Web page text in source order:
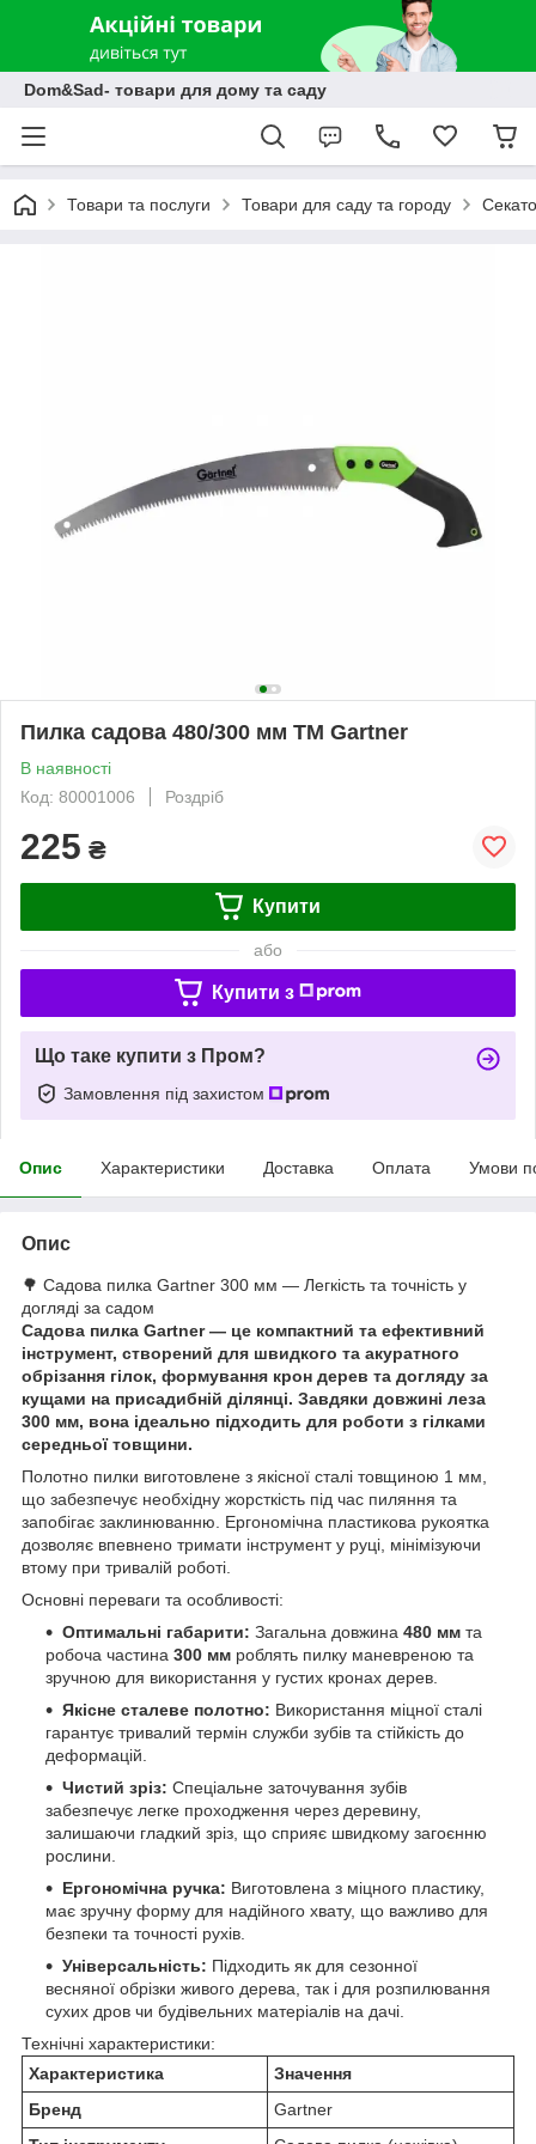
Dom&Sad- товари для дому та саду
Товари та послуги Товари для саду та городу
Пилка садова 480/300 мм ТМ Gartner
В наявності
Код: 80001006
Роздріб
225 ₴
Купити
або
Купити з
Що таке купити з Пром?
Замовлення під захистом
Опис Характеристики Доставка Оплата Умови
Опис
🌳 Садова пилка Gartner 300 мм — Легкість та точність у
догляді за садом
Садова пилка Gartner — це компактний та ефективний
інструмент, створений для швидкого та акуратного
обрізання гілок, формування крон дерев та догляду за
кущами на присадибній ділянці. Завдяки довжині леза
300 мм, вона ідеально підходить для роботи з гілками
середньої товщини.
Полотно пилки виготовлене з якісної сталі товщиною 1 мм,
що забезпечує необхідну жорсткість під час пиляння та
запобігає заклинюванню. Ергономічна пластикова рукоятка
дозволяє впевнено тримати інструмент у руці, мінімізуючи
втому при тривалій роботі.
Основні переваги та особливості:
Оптимальні габарити: Загальна довжина 480 мм та
робоча частина 300 мм роблять пилку маневреною та
зручною для використання у густих кронах дерев.
Якісне сталеве полотно: Використання міцної сталі
гарантує тривалий термін служби зубів та стійкість до
деформацій.
Чистий зріз: Спеціальне заточування зубів
забезпечує легке проходження через деревину,
залишаючи гладкий зріз, що сприяє швидкому загоєнню
рослини.
Ергономічна ручка: Виготовлена з міцного пластику,
має зручну форму для надійного хвату, що важливо для
безпеки та точності рухів.
Універсальність: Підходить як для сезонної
весняної обрізки живого дерева, так і для розпилювання
сухих дров чи будівельних матеріалів на дачі.
Технічні характеристики:
Характеристика
Значення
Бренд
Gartner